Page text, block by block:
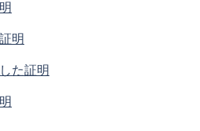
明
た証明